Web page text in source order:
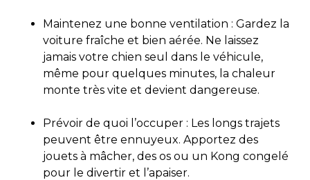
Maintenez une bonne ventilation : Gardez la
voiture fraîche et bien aérée. Ne laissez
jamais votre chien seul dans le véhicule,
même pour quelques minutes, la chaleur
monte très vite et devient dangereuse.
Prévoir de quoi l’occuper : Les longs trajets
peuvent être ennuyeux. Apportez des
jouets à mâcher, des os ou un Kong congelé
pour le divertir et l’apaiser.